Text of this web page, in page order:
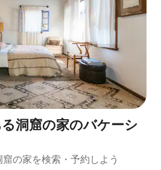
洞窟の家のバケーシ
の家を検索・予約しよう